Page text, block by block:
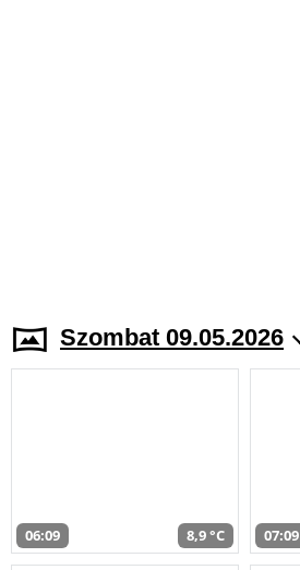
Szombat 09.05.2026
06:09 8,9 °C 07:09